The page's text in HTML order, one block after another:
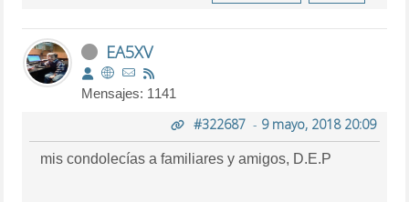
EA5XV
Mensajes: 1141
#322687- 9 mayo, 2018 20:09
mis condolecías a familiares y amigos, D.E.P